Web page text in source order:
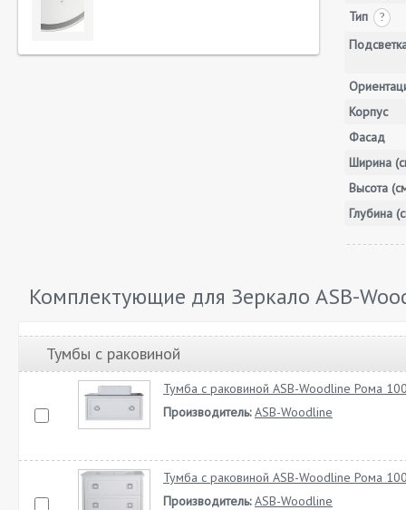
Тип
?
Корпус
Фасад
Ширина
Высота
Глубина
Комплектующие для Зеркало ASB-
Тумбы с раковиной
Тумба с раковиной ASB-Woodline Рома
Производитель: ASB-Woodline
Тумба с раковиной ASB-Woodline Рома
Производитель: ASB-Woodline